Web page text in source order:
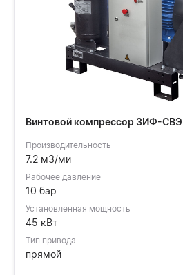
Винтовой компрессор ЗИФ-СВЭ
Производительность
7.2 м3/ми
Рабочее давление
10 бар
Установленная мощность
45 кВт
Тип привода
прямой